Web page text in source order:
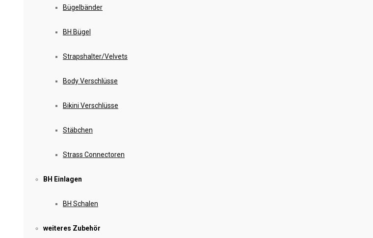
Bügelbänder
BH Bügel
Strapshalter/Velvets
Body Verschlüsse
Bikini Verschlüsse
Stäbchen
Strass Connectoren
BH Einlagen
BH Schalen
weiteres Zubehör